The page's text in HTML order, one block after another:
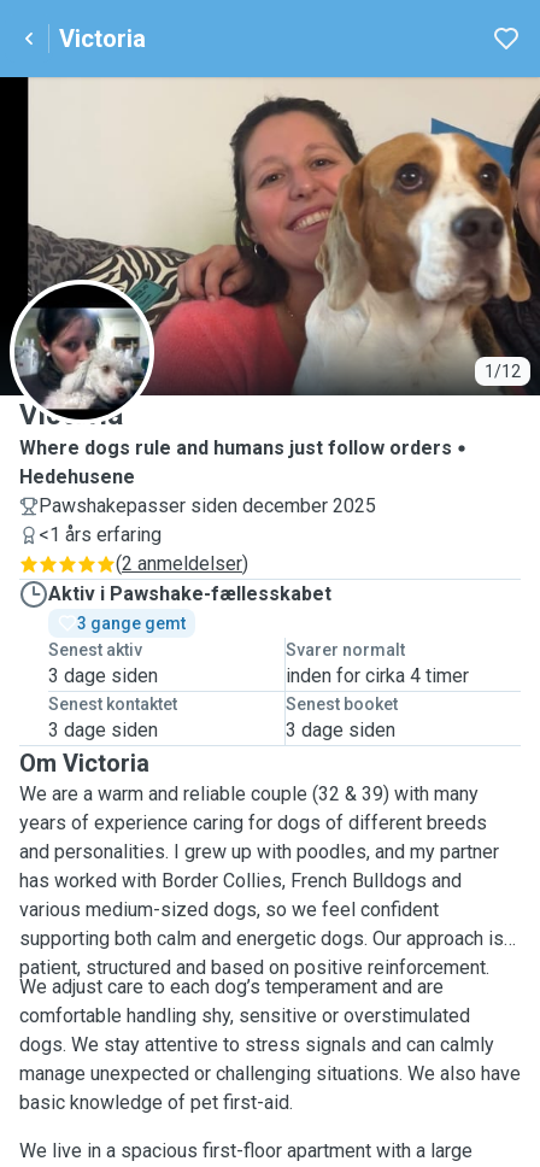
Victoria
1/12
V
Victoria
Where dogs rule and humans just follow orders
Hedehusene
Pawshakepasser siden december 2025
<1 års erfaring
(2 anmeldelser)
Aktiv i Pawshake-fællesskabet
3 gange gemt
Senest aktiv
3 dage siden
Svarer normalt
inden for cirka 4 timer
Senest kontaktet
3 dage siden
Senest booket
3 dage siden
Om Victoria
We are a warm and reliable couple (32 & 39) with many
years of experience caring for dogs of different breeds
and personalities. I grew up with poodles, and my partner
has worked with Border Collies, French Bulldogs and
various medium-sized dogs, so we feel confident
supporting both calm and energetic dogs. Our approach is
patient, structured and based on positive reinforcement.
We adjust care to each dog’s temperament and are
comfortable handling shy, sensitive or overstimulated
dogs. We stay attentive to stress signals and can calmly
manage unexpected or challenging situations. We also have
basic knowledge of pet first-aid.
We live in a spacious first-floor apartment with a large